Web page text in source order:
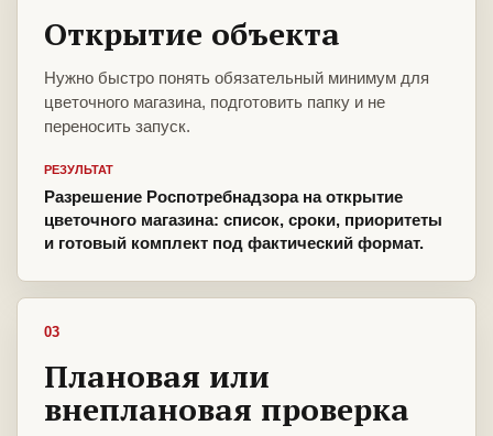
Открытие объекта
Нужно быстро понять обязательный минимум для
цветочного магазина, подготовить папку и не
переносить запуск.
РЕЗУЛЬТАТ
Разрешение Роспотребнадзора на открытие
цветочного магазина: список, сроки, приоритеты
и готовый комплект под фактический формат.
03
Плановая или
внеплановая проверка